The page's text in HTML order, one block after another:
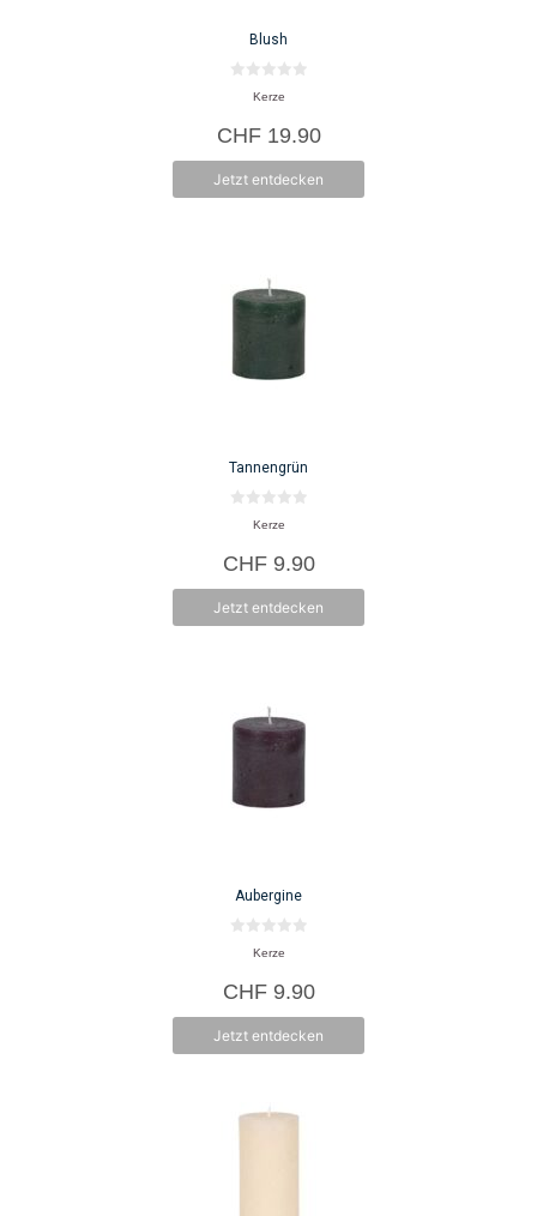
Blush
n
5
Kerze
CHF19.90
Jetzt entdecken
Tannengrün
n
5
Kerze
CHF9.90
Jetzt entdecken
Aubergine
n
5
Kerze
CHF9.90
Jetzt entdecken